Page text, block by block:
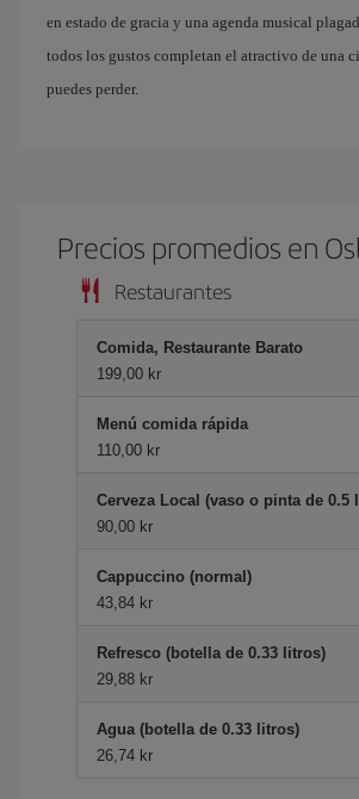
en estado de gracia y una agenda musical
todos los gustos completan el atractivo de una
puedes perder.
Precios promedios en
Restaurantes
Comida, Restaurante Barato
199,00 kr
Menú comida rápida
110,00 kr
Cerveza Local (vaso o pinta de 0.5
90,00 kr
Cappuccino (normal)
43,84 kr
Refresco (botella de 0.33 litros)
29,88 kr
Agua (botella de 0.33 litros)
26,74 kr